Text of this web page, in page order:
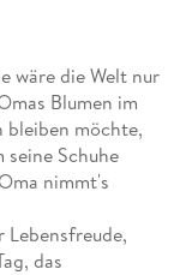
wäre die Welt nur
Blumen im
bleiben möchte,
Schuhe
nimmt's
das